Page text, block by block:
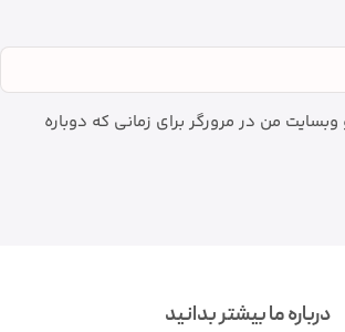
وبسایت من در مرورگر برای زمانی که دوباره
درباره ما بیشتر بدانید